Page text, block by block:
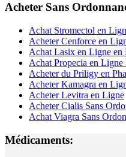
Acheter Sans
Achat Stromectol en
Acheter Cenforce en
Achat Lasix en Ligne en
Achat Propecia en Ligne
Acheter du Priligy en
Acheter Kamagra en
Acheter Levitra en Ligne
Acheter Cialis Sans
Achat Viagra Sans
Médicaments: